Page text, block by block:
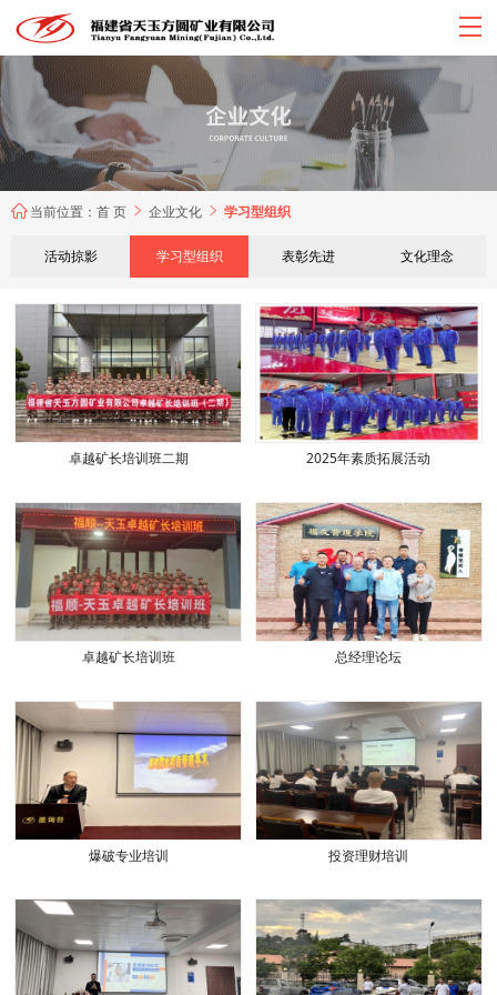
当前位置： 首 页  企业文化  学习型组织
活动掠影 学习型组织 表彰先进 文化理念
卓越矿长培训班二期 2025年素质拓展活动
卓越矿长培训班 总经理论坛
爆破专业培训 投资理财培训